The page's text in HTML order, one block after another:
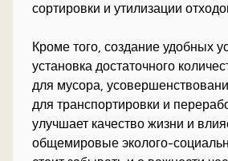
сортировки и утилизации
Кроме того, создание удобных
установка достаточного
для мусора,
для транспортировки и
улучшает качество жизни и
общемировые эколого-